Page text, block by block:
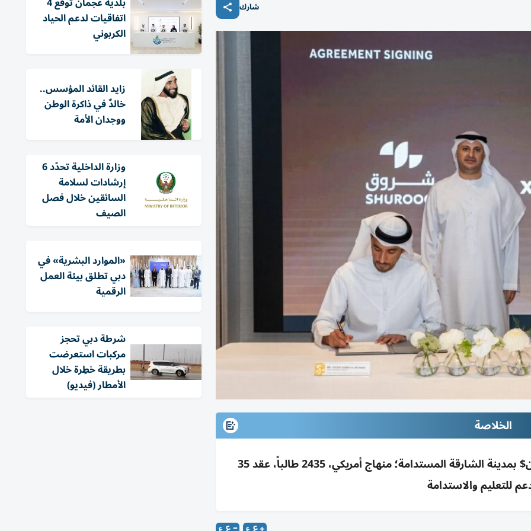
شارك
الخلاصة
شروق وسنام تطوران مدرسة بالشارقة بـ50 مليون$ بمدينة الشارقة المستدامة؛ منهاج أمريكي، 2435 طالباً، عقد 35
للتعليم والاستدامة
اتفاقيات لدعم الحياد
الكربوني
زايد القائد المؤسس..
خالدٌ في ذاكرة الوطن
ووجدان الأمة
وزارة الداخلية تحدّد 6
إرشادات لسلامة
السائقين خلال فصل
الصيف
«الموارد البشرية» في
دبي تطلق بيئة العمل
الرقمية
شرطة دبي تحجز
مركبات استعرضت
بطريقة خطِرة خلال
الأمطار (فيديو)